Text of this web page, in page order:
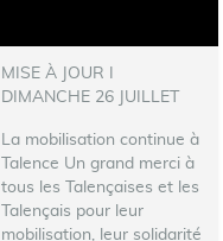
MISE À JOUR I
DIMANCHE 26 JUILLET
La mobilisation continue à
Talence Un grand merci à
tous les Talençaises et les
Talençais pour leur
mobilisation, leur solidarité